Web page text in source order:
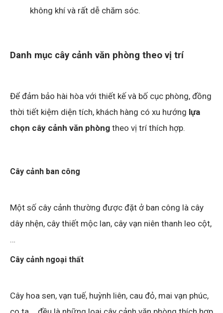
không khí và rất dễ chăm sóc.
Danh mục cây cảnh văn phòng theo vị trí
Để đảm bảo hài hòa với thiết kế và bố cục phòng, đồng
thời tiết kiệm diện tích, khách hàng có xu hướng lựa
chọn cây cảnh văn phòng theo vị trí thích hợp.
Cây cảnh ban công
Một số cây cảnh thường được đặt ở ban công là cây
dây nhện, cây thiết mộc lan, cây vạn niên thanh leo cột,
…
Cây cảnh ngoại thất
Cây hoa sen, vạn tuế, huỳnh liên, cau đỏ, mai vạn phúc,